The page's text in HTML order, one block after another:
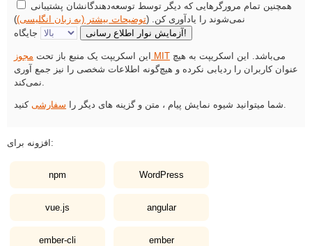
همچنین تمام مرورگرهایی که دیگر توسط توسعه‌دهندگانشان پشتیبانی
نمی‌شوند را یادآوری کن. (توضیحات بیشتر (به زبان انگلیسی))
جایگاه
آزمایش نوار اطلاع رسانی!
این اسکریپت یک منبع باز تحت مجوز MIT
عنوان کاربران را ردیابی نکرده و هیچ‌گونه اطلاعات شخصی را نیز جمع آوری
شما میتوانید شیوه نمایش پیام ، متن و گزینه های دیگر را سفارشی
افزونه برای:
npm WordPress
vue.js angular
ember-cli ember